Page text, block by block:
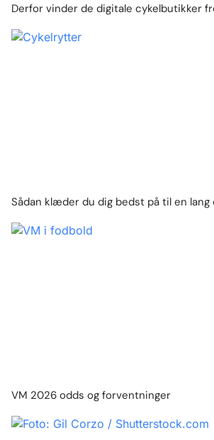
Derfor vinder de digitale cykelbutikker
Sådan klæder du dig bedst på til en lang
VM 2026 odds og forventninger